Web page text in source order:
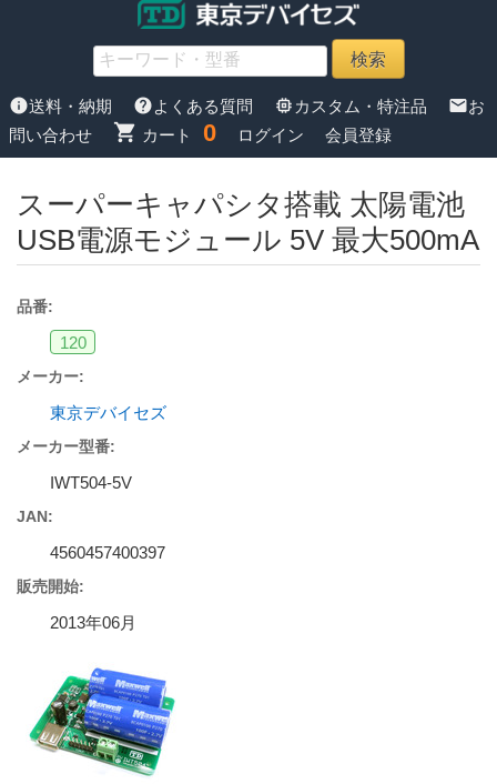
info送料・納期 helpよくある質問 memory カスタム・特注品 mailお
問い合わせ
shopping_cart カート 0 ログイン 会員登録
スーパーキャパシタ搭載 太陽電池
USB電源モジュール 5V 最大500mA
品番:
120
メーカー:
東京デバイセズ
メーカー型番:
IWT504-5V
JAN:
4560457400397
販売開始:
2013年06月